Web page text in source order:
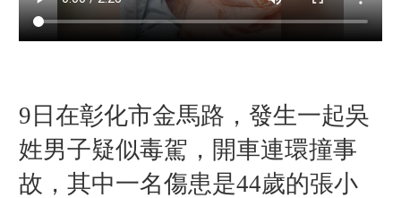
9日在彰化市金馬路，發生一起吳
姓男子疑似毒駕，開車連環撞事
故，其中一名傷患是44歲的張小